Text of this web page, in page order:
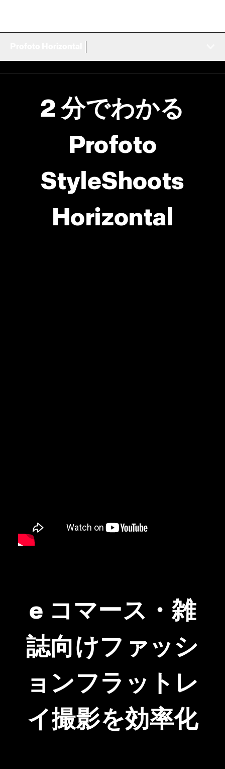
2 分でわかる
Profoto
StyleShoots
Horizontal
e コマース・雑
誌向けファッシ
ョンフラットレ
イ撮影を効率化